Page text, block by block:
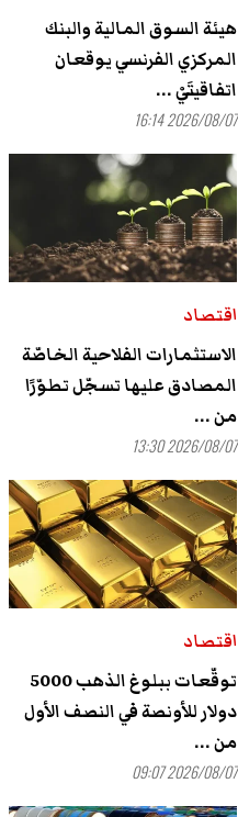
هيئة السوق المالية والبنك
المركزي الفرنسي يوقعان
اتفاقيتَيْ ...
2026/08/07 16:14
اقتصاد
الاستثمارات الفلاحية الخاصّة
المصادق عليها تسجّل تطوّرًا
من ...
2026/08/07 13:30
اقتصاد
توقّعات ببلوغ الذهب 5000
دولار للأونصة في النصف الأول
من ...
2026/08/07 09:07